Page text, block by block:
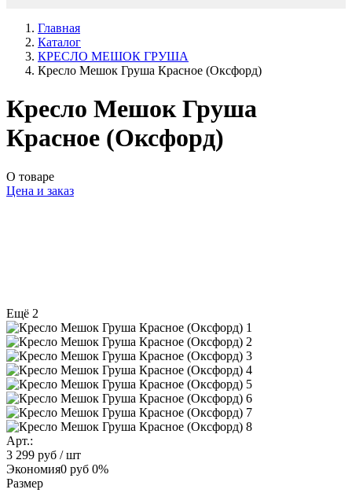
Главная
Каталог
КРЕСЛО МЕШОК ГРУША
Кресло Мешок Груша Красное (Оксфорд)
Кресло Мешок Груша
Красное (Оксфорд)
О товаре
Цена и заказ
Ещё 2
Арт.:
3 299 руб / шт
Экономия0 руб 0%
Размер